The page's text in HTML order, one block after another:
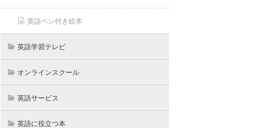
英語ペン付き絵本
英語学習テレビ
オンラインスクール
英語サービス
英語に役立つ本